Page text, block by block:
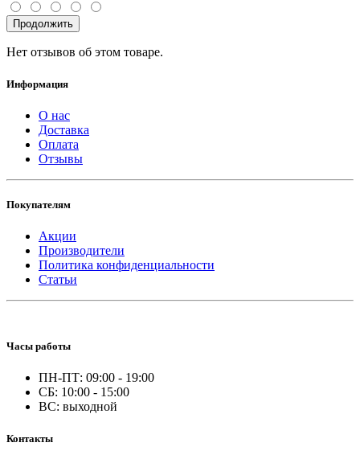
Продолжить
Нет отзывов об этом товаре.
Информация
О нас
Доставка
Оплата
Отзывы
Покупателям
Акции
Производители
Политика конфиденциальности
Статьи
Часы работы
ПН-ПТ: 09:00 - 19:00
СБ: 10:00 - 15:00
ВС: выходной
Контакты